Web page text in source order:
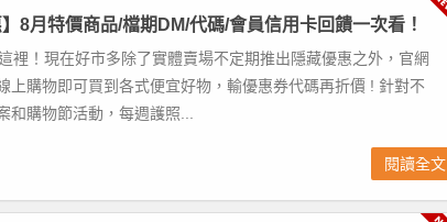
】8月特價商品/檔期DM/代碼/會員信用卡回饋一次看！
裡！現在好市多除了實體賣場不定期推出隱藏優惠之外，官網
上購物即可買到各式便宜好物，輸優惠券代碼再折價 ! 針對不
和購物節活動，每週護照...
閱讀全文